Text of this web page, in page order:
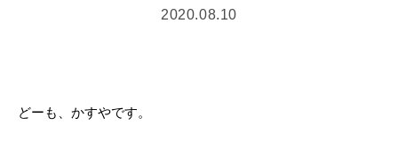
2020.08.10
どーも、かすやです。